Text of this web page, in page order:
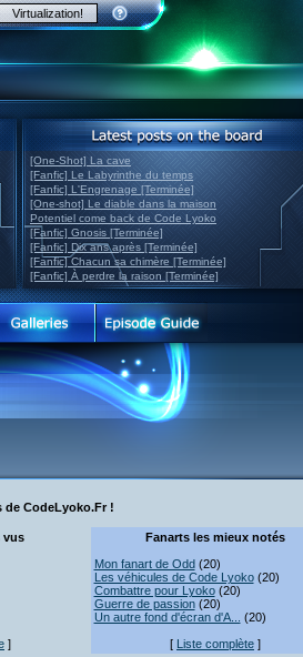
[One-Shot] La cave
[Fanfic] Le Labyrinthe du temps
[Fanfic] L'Engrenage [Terminée]
[One-shot] Le diable dans la maison
Potentiel come back de Code Lyoko
[Fanfic] Gnosis [Terminée]
[Fanfic] Dix ans après [Terminée]
[Fanfic] Chacun sa chimère [Terminée]
[Fanfic] À perdre la raison [Terminée]
de CodeLyoko.Fr !
vus
]
Fanarts les mieux notés
Mon fanart de Odd(20)
Les véhicules de Code Lyoko(20)
Combattre pour Lyoko(20)
Guerre de passion(20)
Un autre fond d'écran d'A...
(20)
[ Liste complète ]